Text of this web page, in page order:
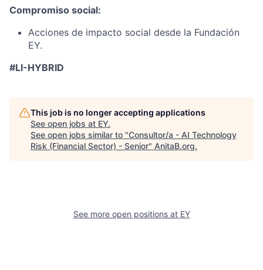
Compromiso social:
Acciones de impacto social desde la Fundación
EY.
#LI-HYBRID
This job is no longer accepting applications
See open jobs at EY.
See open jobs similar to "Consultor/a - AI Technology
Risk (Financial Sector) - Senior" AnitaB.org.
See more open positions at EY